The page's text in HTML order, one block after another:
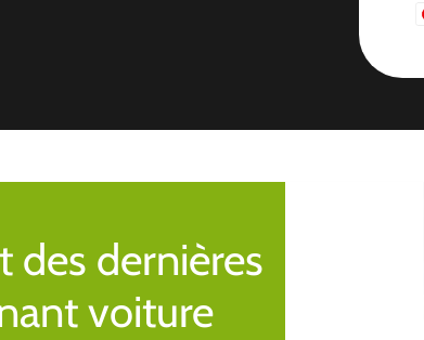
des dernières
voiture